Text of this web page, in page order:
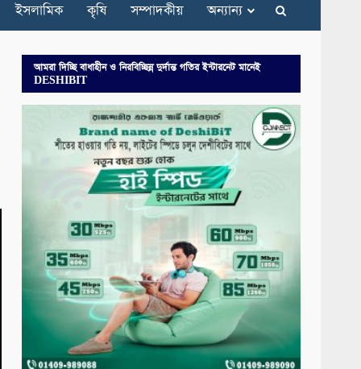
ইসলামিক কৃষি সম্পাদকীয় অন্যান্য
আমরা দিচ্ছি বাধাহীন ও নিরবিচ্ছিন্ন দুর্দান্ত গতির ইন্টারনেট মানেই
DESHIBIT